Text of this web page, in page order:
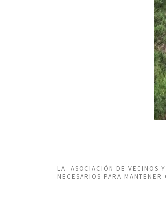
LA ASOCIACIÓN DE VECINOS
NECESARIOS PARA MANTENER